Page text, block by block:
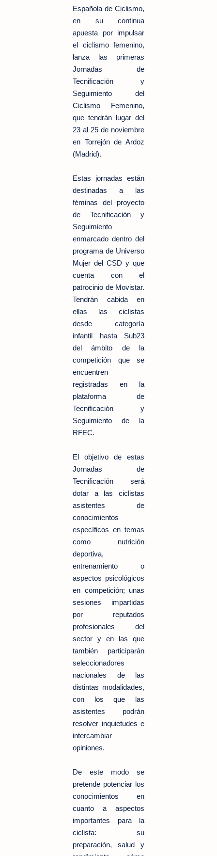
Española de Ciclismo,
en su continua
apuesta por impulsar
el ciclismo femenino,
lanza las primeras
Jornadas de
Tecnificación y
Seguimiento del
Ciclismo Femenino,
que tendrán lugar del
23 al 25 de noviembre
en Torrejón de Ardoz
(Madrid).
Estas jornadas están
destinadas a las
féminas del proyecto
de Tecnificación y
Seguimiento
enmarcado dentro del
programa de Universo
Mujer del CSD y que
cuenta con el
patrocinio de Movistar.
Tendrán cabida en
ellas las ciclistas
desde categoría
infantil hasta Sub23
del ámbito de la
competición que se
encuentren
registradas en la
plataforma de
Tecnificación y
Seguimiento de la
RFEC.
El objetivo de estas
Jornadas de
Tecnificación será
dotar a las ciclistas
asistentes de
conocimientos
específicos en temas
como nutrición
deportiva,
entrenamiento o
aspectos psicológicos
en competición; unas
sesiones impartidas
por reputados
profesionales del
sector y en las que
también participarán
seleccionadores
nacionales de las
distintas modalidades,
con los que las
asistentes podrán
resolver inquietudes e
intercambiar
opiniones.
De este modo se
pretende potenciar los
conocimientos en
cuanto a aspectos
importantes para la
ciclista: su
preparación, salud y